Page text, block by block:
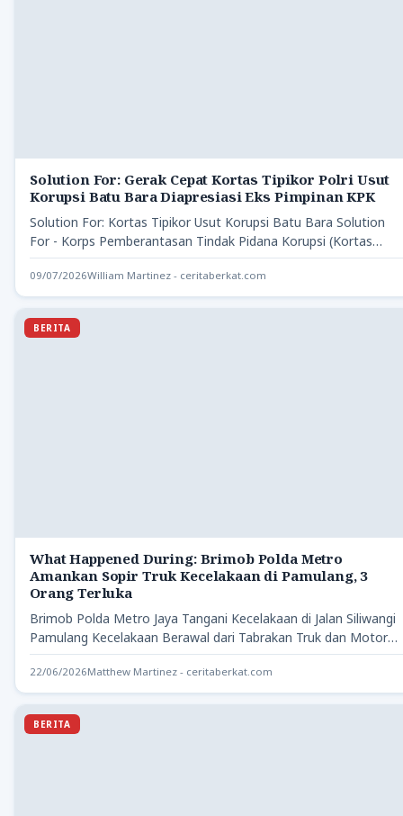
Solution For: Gerak Cepat Kortas Tipikor Polri Usut
Korupsi Batu Bara Diapresiasi Eks Pimpinan KPK
Solution For: Kortas Tipikor Usut Korupsi Batu Bara Solution
For - Korps Pemberantasan Tindak Pidana Korupsi (Kortas
Tipikor)…
09/07/2026William Martinez - ceritaberkat.com
BERITA
What Happened During: Brimob Polda Metro
Amankan Sopir Truk Kecelakaan di Pamulang, 3
Orang Terluka
Brimob Polda Metro Jaya Tangani Kecelakaan di Jalan Siliwangi
Pamulang Kecelakaan Berawal dari Tabrakan Truk dan Motor
What…
22/06/2026Matthew Martinez - ceritaberkat.com
BERITA